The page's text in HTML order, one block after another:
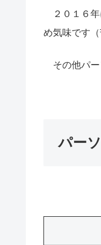
２０１６年
め気味です
その他パー
パー